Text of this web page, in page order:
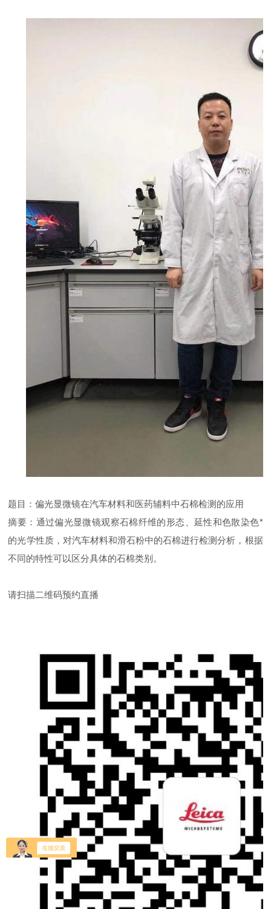
题目：偏光显微镜在汽车材料和医药辅料中石棉检测的应用
摘要：通过偏光显微镜观察石棉纤维的形态、延性和色散染色*
的光学性质，对汽车材料和滑石粉中的石棉进行检测分析，根据
不同的特性可以区分具体的石棉类别。
请扫描二维码预约直播